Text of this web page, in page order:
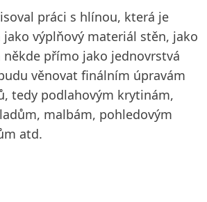
práci s hlínou, která je
výplňový materiál stěn, jako
přímo jako jednovrstvá
věnovat finálním úpravám
tedy podlahovým krytinám,
malbám, pohledovým
atd.